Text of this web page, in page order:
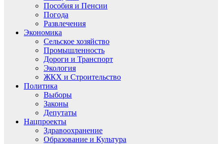
Пособия и Пенсии
Погода
Развлечения
Экономика
Сельское хозяйство
Промышленность
Дороги и Транспорт
Экология
ЖКХ и Строительство
Политика
Выборы
Законы
Депутаты
Нацпроекты
Здравоохранение
Образование и Культура